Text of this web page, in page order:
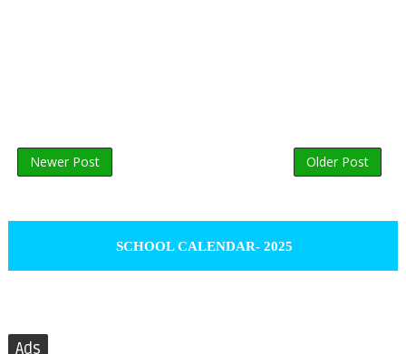
Newer Post Older Post
SCHOOL CALENDAR- 2025
Ads